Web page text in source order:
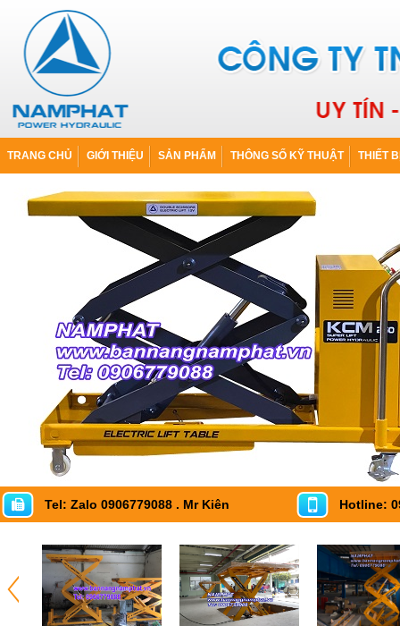
TRANG CHỦ GIỚI THIỆU SẢN PHẨM THÔNG SỐ KỸ THUẬT THIẾT
Tel: Zalo 0906779088 . Mr Kiên Hotline: